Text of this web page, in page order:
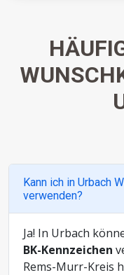
Kann ich in Urbach
verwenden?
Ja! In Urbach
BK-Kennzeichen
Rems-Murr-Kreis